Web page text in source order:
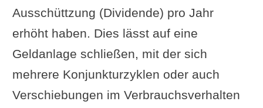
Ausschüttzung (Dividende) pro Jahr
erhöht haben. Dies lässt auf eine
Geldanlage schließen, mit der sich
mehrere Konjunkturzyklen oder auch
Verschiebungen im Verbrauchsverhalten